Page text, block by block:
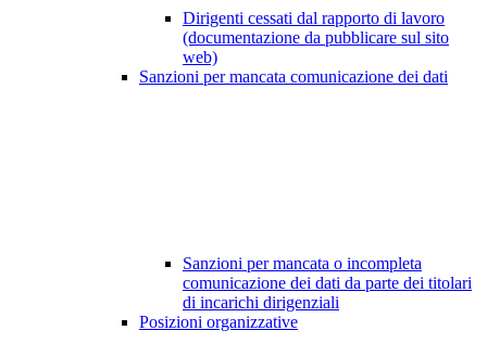
Dirigenti cessati dal rapporto di lavoro
(documentazione da pubblicare sul sito
web)
Sanzioni per mancata comunicazione dei dati
Sanzioni per mancata o incompleta
comunicazione dei dati da parte dei titolari
di incarichi dirigenziali
Posizioni organizzative